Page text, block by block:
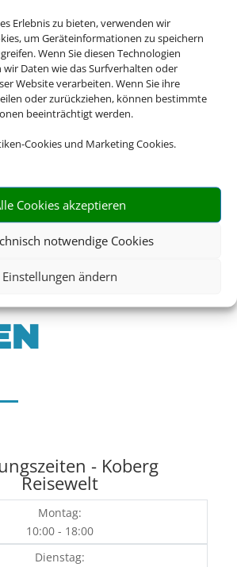
Erlebnis zu bieten, verwenden wir
um Geräteinformationen zu speichern
Wenn Sie diesen Technologien
Daten wie das Surfverhalten oder
Website verarbeiten. Wenn Sie ihre
oder zurückziehen, können bestimmte
beeinträchtigt werden.
Cookies und Marketing Cookies.
Cookies akzeptieren
notwendige Cookies
Einstellungen ändern
Sie uns eine Email
reisewelt@gmx.de
- Koberg
Reisewelt
Montag:
10:00 - 18:00
Dienstag: